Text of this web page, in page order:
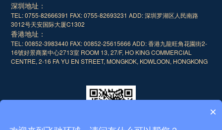
深圳地址：
TEL: 0755-82666391 FAX: 0755-82693231 ADD: 深圳罗湖区人民南路
3012号天安国际大厦C1302
香港地址：
TEL: 00852-3983440 FAX: 00852-25615666 ADD: 香港九龍旺角花園街2-
16號好景商業中心2713室 ROOM 13, 27/F, HO KING COMMERCIAL
CENTRE, 2-16 FA YU EN STREET, MONGKOK, KOWLOON, HONGKONG
×